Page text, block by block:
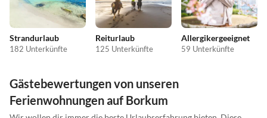
Strandurlaub
182 Unterkünfte
Reiturlaub
125 Unterkünfte
Allergikergeeignet
59 Unterkünfte
Gästebewertungen von unseren
Ferienwohnungen auf Borkum